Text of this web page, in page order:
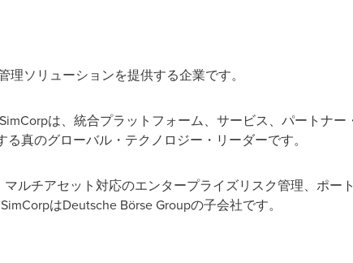
ソリューションを提供する企業です。
は、統合プラットフォーム、サービス、パートナー
真のグローバル・テクノロジー・リーダーです。
ルチアセット対応のエンタープライズリスク管理、ポー
はDeutsche Börse Groupの子会社です。